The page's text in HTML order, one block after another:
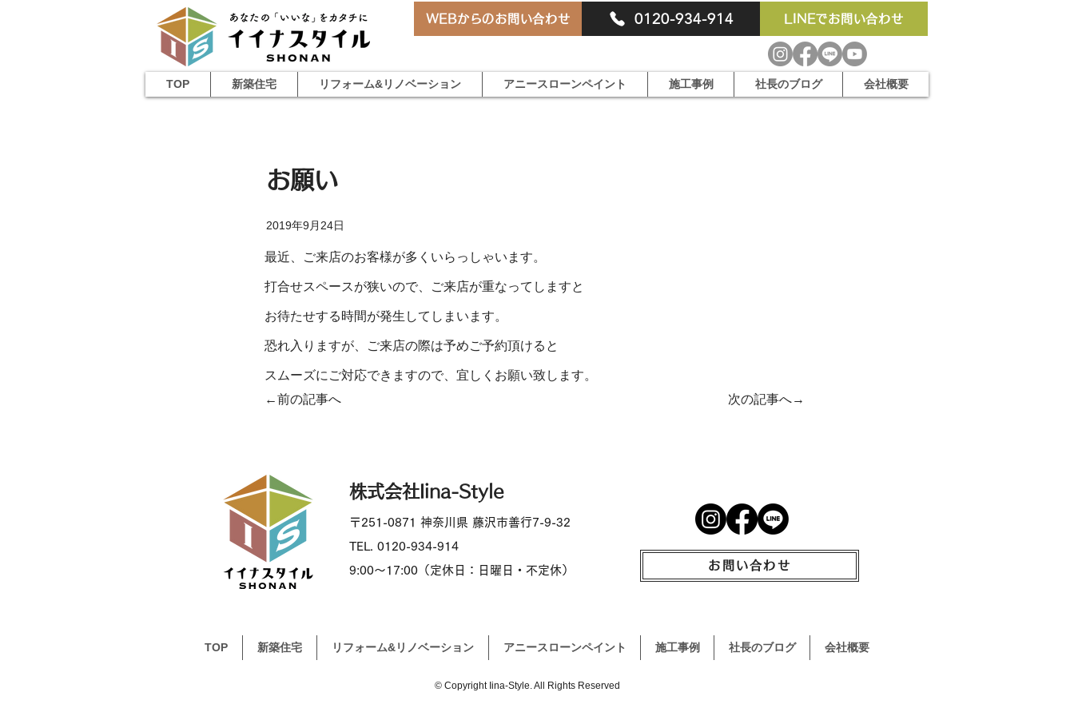
WEBからのお問い合わせ 0120-934-914 LINEでお問い合わせ
TOP 新築住宅 リフォーム&リノベーション アニースローンペイント 施工事例 社長のブログ 会社概要
お願い
2019年9月24日
最近、ご来店のお客様が多くいらっしゃいます。
打合せスペースが狭いので、ご来店が重なってしますと
お待たせする時間が発生してしまいます。
恐れ入りますが、ご来店の際は予めご予約頂けると
スムーズにご対応できますので、宜しくお願い致します。
←前の記事へ 次の記事へ→
株式会社Iina-Style
〒251-0871 神奈川県 藤沢市善行7-9-32
TEL. 0120-934-914
9:00～17:00（定休日：日曜日・不定休）
お問い合わせ
TOP 新築住宅 リフォーム&リノベーション アニースローンペイント 施工事例 社長のブログ 会社概要
© Copyright Iina-Style. All Rights Reserved